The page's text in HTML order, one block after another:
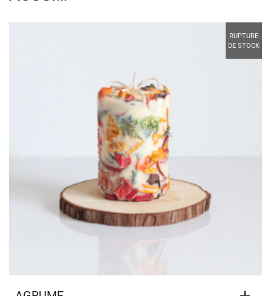
RUPTURE
DE STOCK